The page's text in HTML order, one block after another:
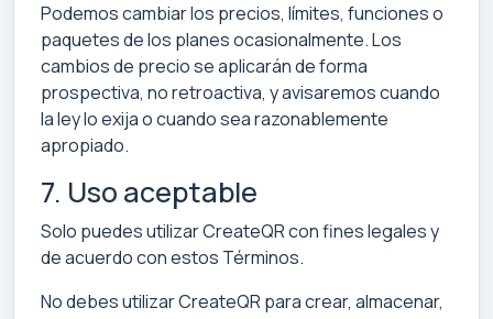
Podemos cambiar los precios, límites, funciones o
paquetes de los planes ocasionalmente. Los
cambios de precio se aplicarán de forma
prospectiva, no retroactiva, y avisaremos cuando
la ley lo exija o cuando sea razonablemente
apropiado.
7. Uso aceptable
Solo puedes utilizar CreateQR con fines legales y
de acuerdo con estos Términos.
No debes utilizar CreateQR para crear, almacenar,